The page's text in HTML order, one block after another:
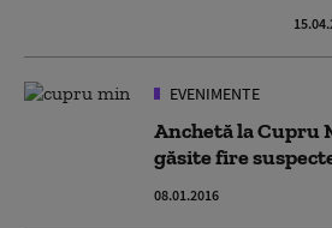
EVENIMENTE
Anchetă la Cupru
găsite fire
08.01.2016